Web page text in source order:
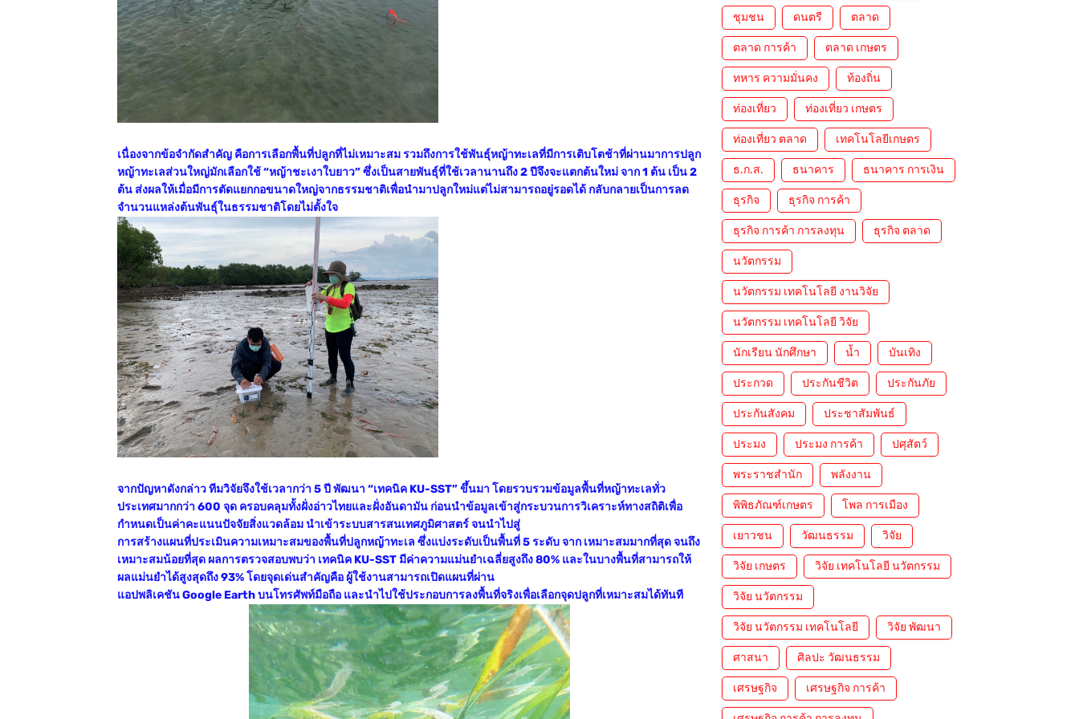
เนื่องจากข้อจำกัดสำคัญ คือการเลือกพื้นที่ปลูกที่ไม่เหมาะสม รวมถึงการใช้พันธุ์หญ้าทะเลที่มีการเติบโตช้าที่ผ่านมาการปลูก
หญ้าทะเลส่วนใหญ่มักเลือกใช้ “หญ้าชะเงาใบยาว” ซึ่งเป็นสายพันธุ์ที่ใช้เวลานานถึง 2 ปีจึงจะแตกต้นใหม่ จาก 1 ต้น เป็น 2
ต้น ส่งผลให้เมื่อมีการตัดแยกกอขนาดใหญ่จากธรรมชาติเพื่อนำมาปลูกใหม่แต่ไม่สามารถอยู่รอดได้ กลับกลายเป็นการลด
จำนวนแหล่งต้นพันธุ์ในธรรมชาติโดยไม่ตั้งใจ
จากปัญหาดังกล่าว ทีมวิจัยจึงใช้เวลากว่า 5 ปี พัฒนา “เทคนิค KU-SST” ขึ้นมา โดยรวบรวมข้อมูลพื้นที่หญ้าทะเลทั่ว
ประเทศมากกว่า 600 จุด ครอบคลุมทั้งฝั่งอ่าวไทยและฝั่งอันดามัน ก่อนนำข้อมูลเข้าสู่กระบวนการวิเคราะห์ทางสถิติเพื่อ
กำหนดเป็นค่าคะแนนปัจจัยสิ่งแวดล้อม นำเข้าระบบสารสนเทศภูมิศาสตร์ จนนำไปสู่
การสร้างแผนที่ประเมินความเหมาะสมของพื้นที่ปลูกหญ้าทะเล ซึ่งแบ่งระดับเป็นพื้นที่ 5 ระดับ จาก เหมาะสมมากที่สุด จนถึง
เหมาะสมน้อยที่สุด ผลการตรวจสอบพบว่า เทคนิค KU-SST มีค่าความแม่นยำเฉลี่ยสูงถึง 80% และในบางพื้นที่สามารถให้
ผลแม่นยำได้สูงสุดถึง 93% โดยจุดเด่นสำคัญคือ ผู้ใช้งานสามารถเปิดแผนที่ผ่าน
แอปพลิเคชัน Google Earth บนโทรศัพท์มือถือ และนำไปใช้ประกอบการลงพื้นที่จริงเพื่อเลือกจุดปลูกที่เหมาะสมได้ทันที
ชุมชน ดนตรี ตลาด
ตลาด การค้า ตลาด เกษตร
ทหาร ความมั่นคง ท้องถิ่น
ท่องเที่ยว ท่องเที่ยว เกษตร
ท่องเที่ยว ตลาด เทคโนโลยีเกษตร
ธ.ก.ส. ธนาคาร ธนาคาร การเงิน
ธุรกิจ ธุรกิจ การค้า
ธุรกิจ การค้า การลงทุน ธุรกิจ ตลาด
นวัตกรรม
นวัตกรรม เทคโนโลยี งานวิจัย
นวัตกรรม เทคโนโลยี วิจัย
นักเรียน นักศึกษา น้ำ บันเทิง
ประกวด ประกันชีวิต ประกันภัย
ประกันสังคม ประชาสัมพันธ์
ประมง ประมง การค้า ปศุสัตว์
พระราชสำนัก พลังงาน
พิพิธภัณฑ์เกษตร โพล การเมือง
เยาวชน วัฒนธรรม วิจัย
วิจัย เกษตร วิจัย เทคโนโลยี นวัตกรรม
วิจัย นวัตกรรม
วิจัย นวัตกรรม เทคโนโลยี วิจัย พัฒนา
ศาสนา ศิลปะ วัฒนธรรม
เศรษฐกิจ เศรษฐกิจ การค้า